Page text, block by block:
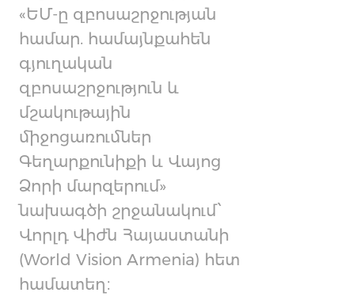
«ԵՄ-ը զբոսաշրջության
համար. համայնքահեն
գյուղական
զբոսաշրջություն և
մշակութային
միջոցառումներ
Գեղարքունիքի և Վայոց
Ձորի մարզերում»
նախագծի շրջանակում՝
Վորլդ Վիժն Հայաստանի
(World Vision Armenia) հետ
համատեղ։